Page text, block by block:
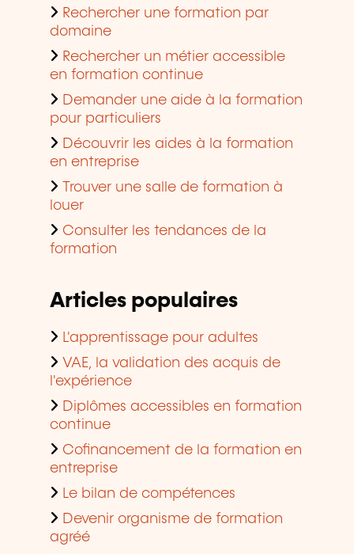
Rechercher une formation par
domaine
Rechercher un métier accessible
en formation continue
Demander une aide à la formation
pour particuliers
Découvrir les aides à la formation
en entreprise
Trouver une salle de formation à
louer
Consulter les tendances de la
formation
Articles populaires
L'apprentissage pour adultes
VAE, la validation des acquis de
l'expérience
Diplômes accessibles en formation
continue
Cofinancement de la formation en
entreprise
Le bilan de compétences
Devenir organisme de formation
agréé